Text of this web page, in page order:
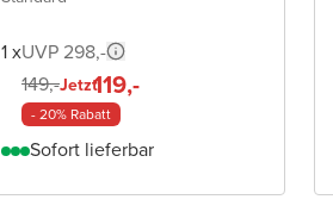
1 xUVP 298,-
149,-Jetzt119,-
- 20% Rabatt
Sofort lieferbar